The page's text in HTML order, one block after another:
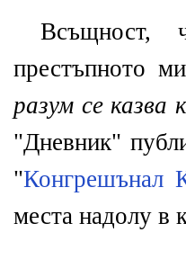
Всъщност,
престъпното
разум се казва
"Дневник"
"Конгрешънал
места надолу в